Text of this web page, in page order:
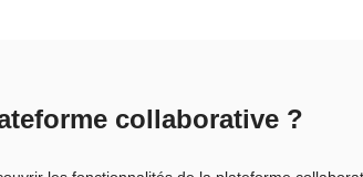
collaborative ?